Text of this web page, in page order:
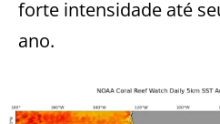
forte intensidade até
ano.